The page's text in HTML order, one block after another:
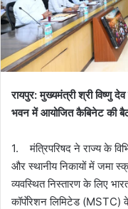
रायपुर:मुख्यमंत्री श्री विष्णु
भवन में आयोजित कैबिनेट की
1. मंत्रिपरिषद ने राज्य के
और स्थानीय निकायों में जमा
व्यवस्थित निस्तारण के लिए
कॉर्पाेरेशन लिमिटेड